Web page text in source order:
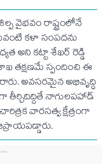
వైభవం రాష్ట్రంలోనే
కళా సంపదను
అని కట్టా శేఖర్ రెడ్డి
శాఖ తక్షణమే స్పందించి ఈ
అవసరమైన అభివృద్ధి
తీర్చిదిద్దితే నాగులపహాడ్
వారసత్వ క్షేత్రంగా